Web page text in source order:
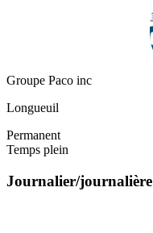
Groupe Paco inc
Longueuil
Permanent
Temps plein
Journalier/